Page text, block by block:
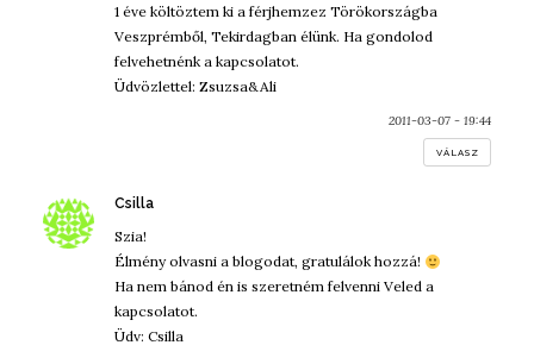
1 éve költöztem ki a férjhemzez Törökországba
Veszprémből, Tekirdagban élünk. Ha gondolod
felvehetnénk a kapcsolatot.
Üdvözlettel: Zsuzsa&Ali
2011-03-07 - 19:44
VÁLASZ
Csillaszerint:
Szia!
Élmény olvasni a blogodat, gratulálok hozzá!
Ha nem bánod én is szeretném felvenni Veled a
kapcsolatot.
Üdv: Csilla